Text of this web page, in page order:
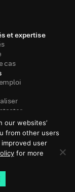
et expertise
cas
d’utilisation
our websites’
from other users
user
for more